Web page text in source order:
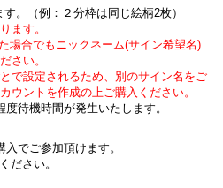
。（例：２分枠は同じ絵柄2枚）
ます。
場合でもニックネーム(サイン希望名)
さい。
で設定されるため、別のサイン名をご
ウントを作成の上ご購入ください。
待機時間が発生いたします。
でご参加頂けます。
ださい。